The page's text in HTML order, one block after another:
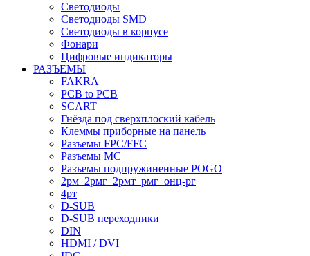
Светодиоды
Светодиоды SMD
Светодиоды в корпусе
Фонари
Цифровые индикаторы
РАЗЪЕМЫ
FAKRA
PCB to PCB
SCART
Гнёзда под сверхплоский кабель
Клеммы приборные на панель
Разъемы FPC/FFC
Разъемы MC
Разъемы подпружиненные POGO
2рм_2рмг_2рмт_рмг_онц-рг
4рт
D-SUB
D-SUB переходники
DIN
HDMI / DVI